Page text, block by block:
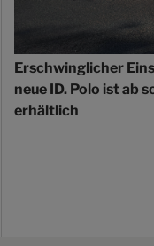
Erschwinglicher
neue ID. Polo ist ab
erhältlich